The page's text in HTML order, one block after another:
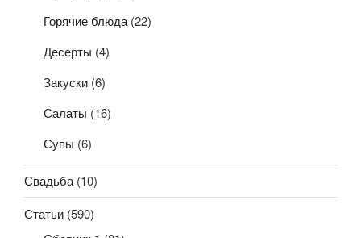
Горячие блюда (22)
Десерты (4)
Закуски (6)
Салаты (16)
Супы (6)
Свадьба(10)
Статьи (590)